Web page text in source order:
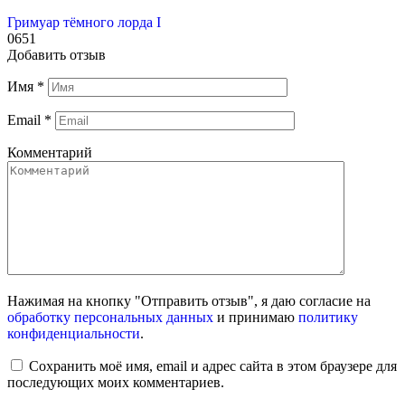
Гримуар тёмного лорда I
0651
Добавить отзыв
Имя *
Email *
Комментарий
Нажимая на кнопку "Отправить отзыв", я даю согласие на
обработку персональных данных и принимаю политику
конфиденциальности.
Сохранить моё имя, email и адрес сайта в этом браузере для
последующих моих комментариев.